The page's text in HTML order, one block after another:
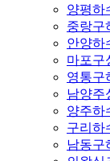
양평하
중랑구
안양하
마포구
영통구
남양주
양주하
구리하
남동구